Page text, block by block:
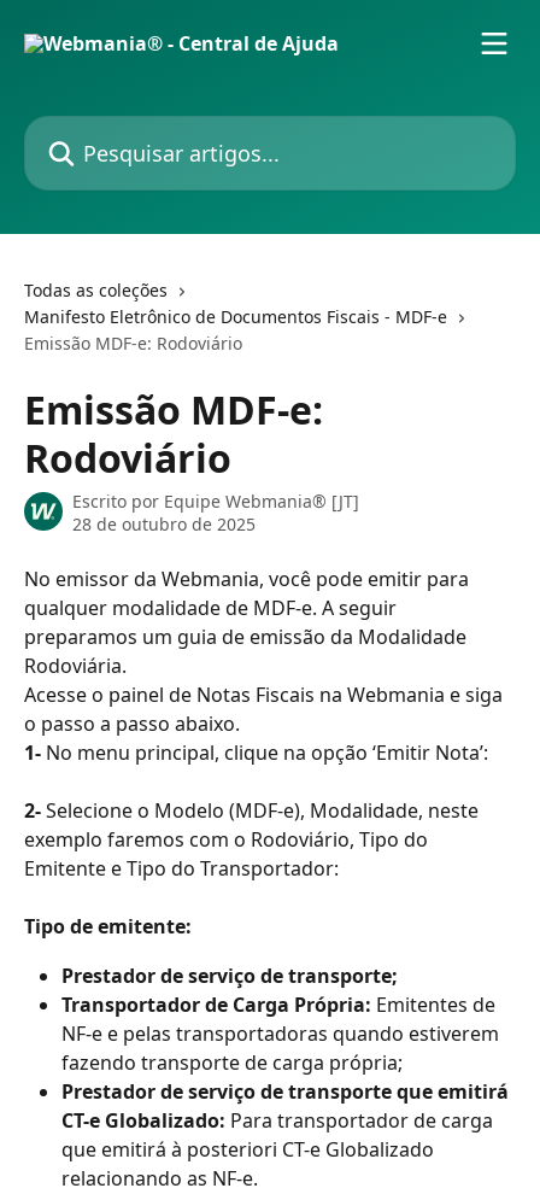
Pesquisar artigos...
Todas as coleções
Manifesto Eletrônico de Documentos Fiscais - MDF-e
Emissão MDF-e: Rodoviário
Emissão MDF-e:
Rodoviário
Escrito por Equipe Webmania® [JT]
28 de outubro de 2025
No emissor da Webmania, você pode emitir para
qualquer modalidade de MDF-e. A seguir
preparamos um guia de emissão da Modalidade
Rodoviária.
Acesse o painel de Notas Fiscais na Webmania e siga
o passo a passo abaixo.
1- No menu principal, clique na opção ‘Emitir Nota’:
2- Selecione o Modelo (MDF-e), Modalidade, neste
exemplo faremos com o Rodoviário, Tipo do
Emitente e Tipo do Transportador:
Tipo de emitente:
Prestador de serviço de transporte;
Transportador de Carga Própria: Emitentes de
NF-e e pelas transportadoras quando estiverem
fazendo transporte de carga própria;
Prestador de serviço de transporte que emitirá
CT-e Globalizado: Para transportador de carga
que emitirá à posteriori CT-e Globalizado
relacionando as NF-e.